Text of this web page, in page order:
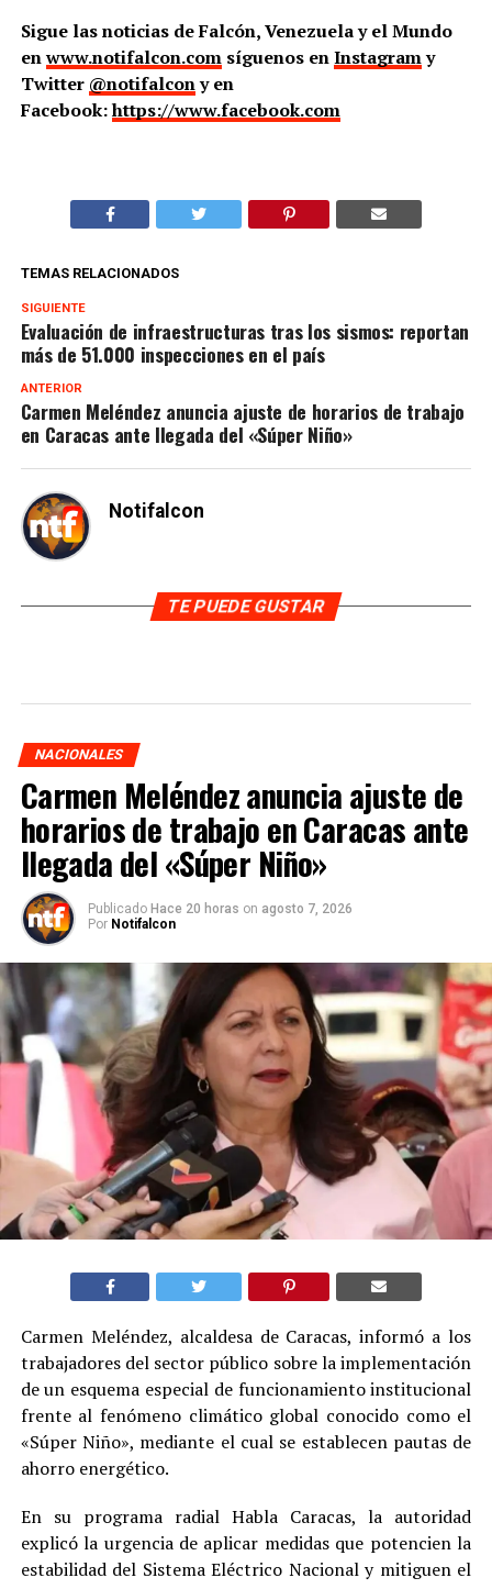
Sigue las noticias de Falcón, Venezuela y el Mundo
enwww.notifalcon.comsíguenos enInstagramy
Twitter @notifalcony en
Facebook:https://www.facebook.com
TEMAS RELACIONADOS
SIGUIENTE
Evaluación de infraestructuras tras los sismos: reportan
más de 51.000 inspecciones en el país
ANTERIOR
Carmen Meléndez anuncia ajuste de horarios de trabajo
en Caracas ante llegada del «Súper Niño»
Notifalcon
TE PUEDE GUSTAR
NACIONALES
Carmen Meléndez anuncia ajuste de
horarios de trabajo en Caracas ante
llegada del «Súper Niño»
Publicado Hace 20 horas on agosto 7, 2026
Por Notifalcon
Carmen Meléndez, alcaldesa de Caracas, informó a los
trabajadores del sector público sobre la implementación
de un esquema especial de funcionamiento institucional
frente al fenómeno climático global conocido como el
«Súper Niño», mediante el cual se establecen pautas de
ahorro energético.
En su programa radial Habla Caracas, la autoridad
explicó la urgencia de aplicar medidas que potencien la
estabilidad del Sistema Eléctrico Nacional y mitiguen el